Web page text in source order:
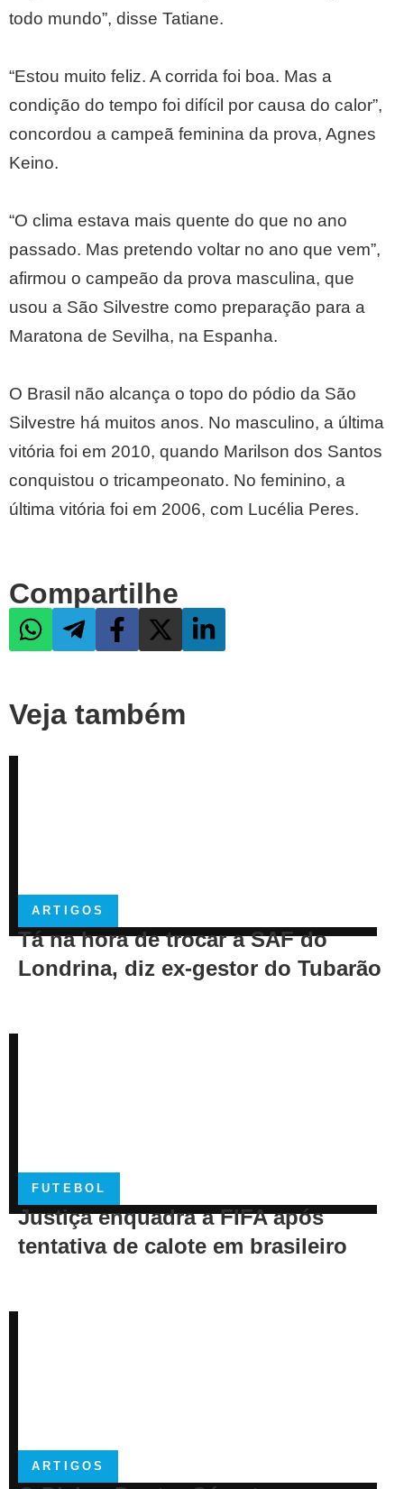
todo mundo”, disse Tatiane.
“Estou muito feliz. A corrida foi boa. Mas a
condição do tempo foi difícil por causa do calor”,
concordou a campeã feminina da prova, Agnes
Keino.
“O clima estava mais quente do que no ano
passado. Mas pretendo voltar no ano que vem”,
afirmou o campeão da prova masculina, que
usou a São Silvestre como preparação para a
Maratona de Sevilha, na Espanha.
O Brasil não alcança o topo do pódio da São
Silvestre há muitos anos. No masculino, a última
vitória foi em 2010, quando Marilson dos Santos
conquistou o tricampeonato. No feminino, a
última vitória foi em 2006, com Lucélia Peres.
Compartilhe
Veja também
ARTIGOS
Tá na hora de trocar a SAF do
Londrina, diz ex-gestor do Tubarão
FUTEBOL
Justiça enquadra a FIFA após
tentativa de calote em brasileiro
ARTIGOS